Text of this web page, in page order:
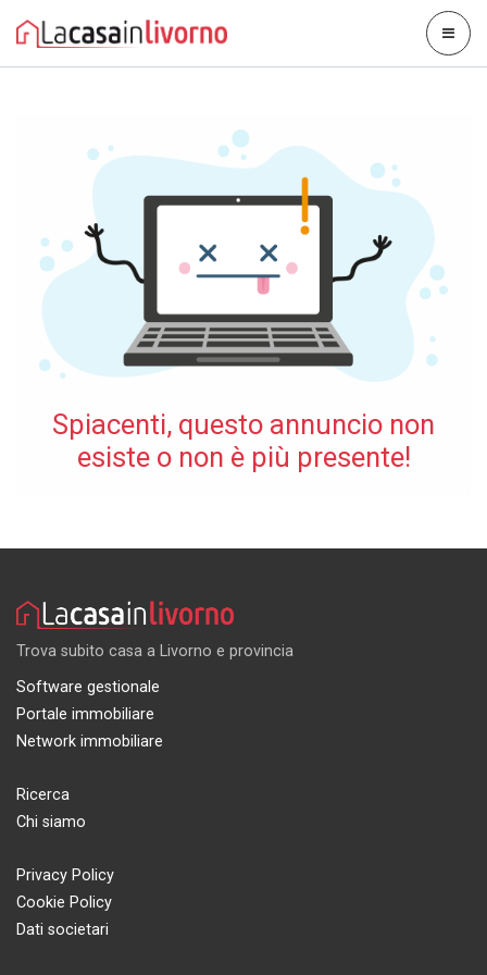
Spiacenti, questo annuncio non
esiste o non è più presente!
Trova subito casa a Livorno e provincia
Software gestionale
Portale immobiliare
Network immobiliare
Ricerca
Chi siamo
Privacy Policy
Cookie Policy
Dati societari